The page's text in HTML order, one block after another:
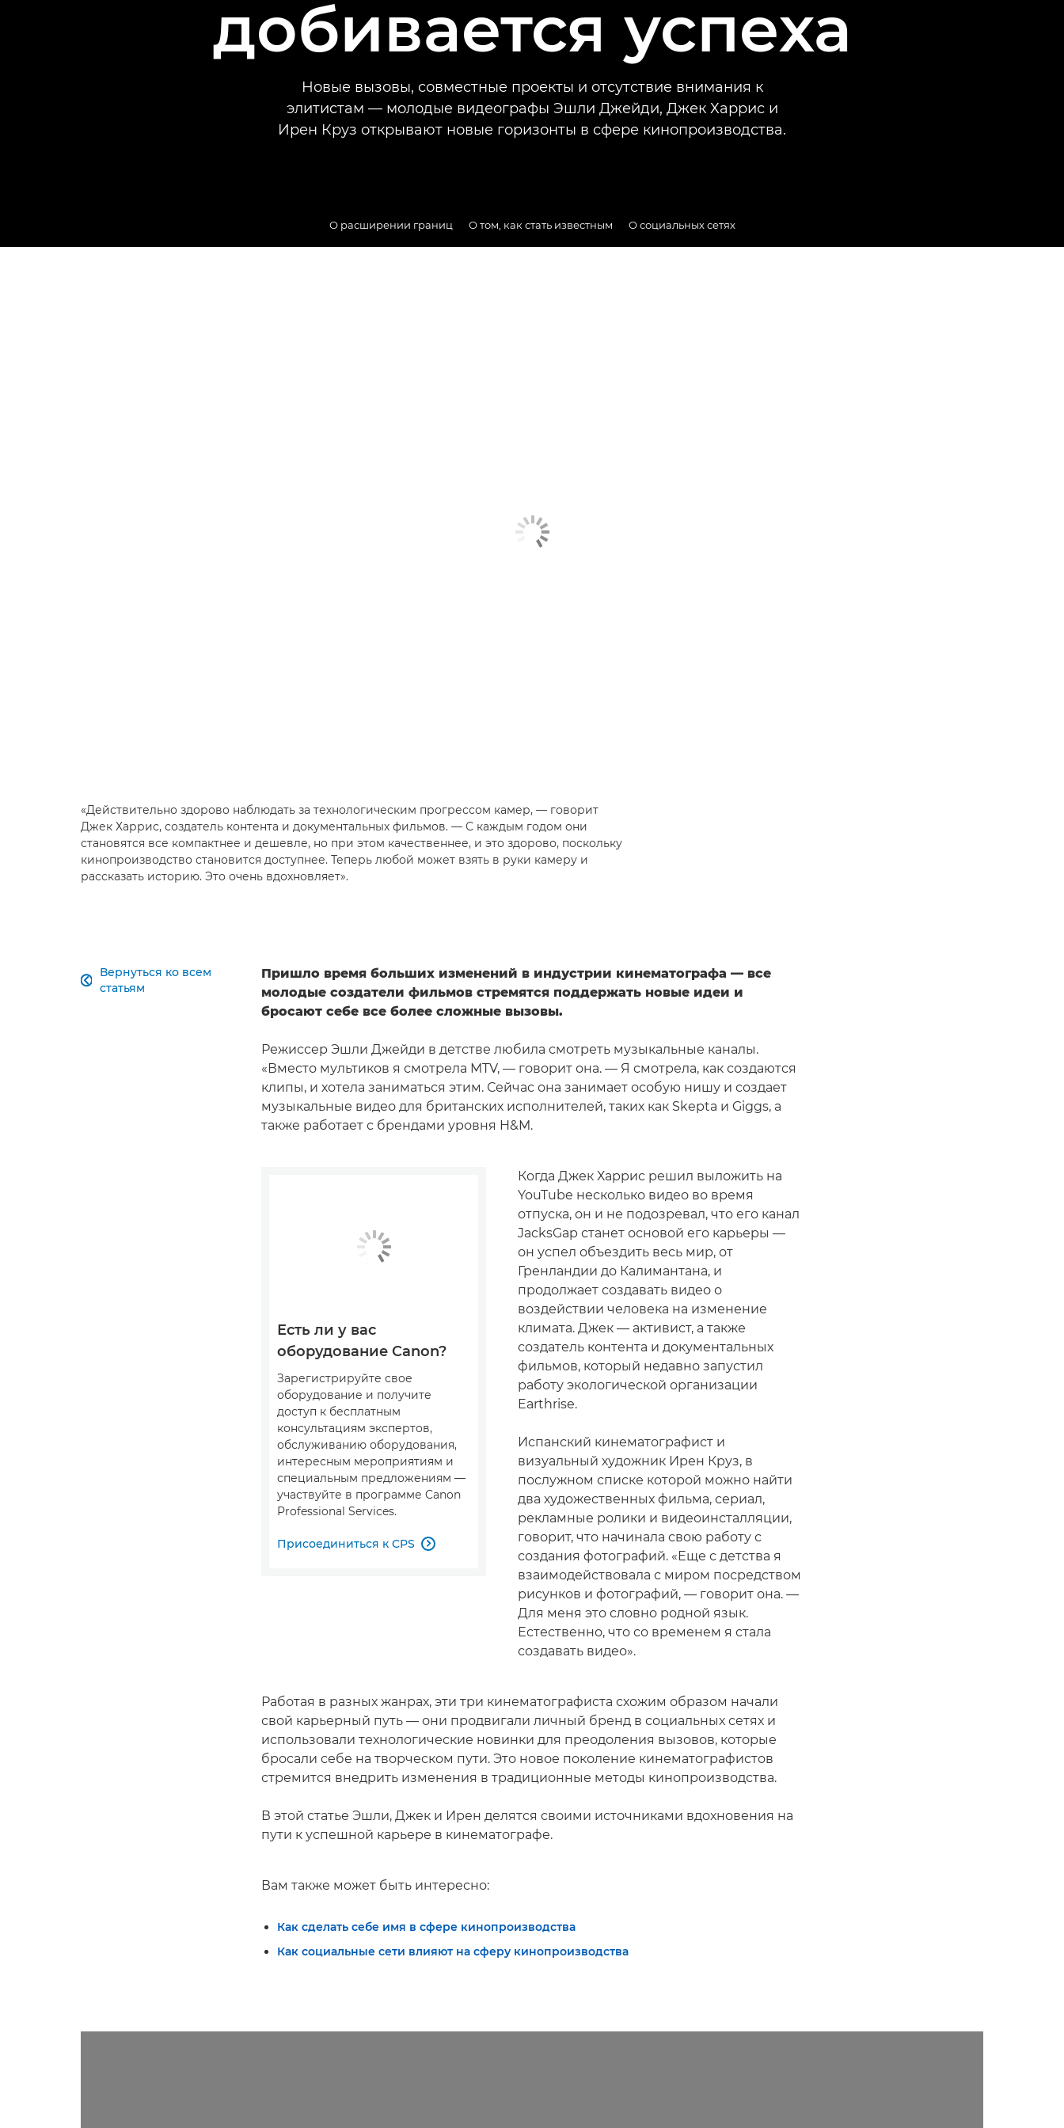
добивается успеха
Новые вызовы, совместные проекты и отсутствие внимания к
элитистам — молодые видеографы Эшли Джейди, Джек Харрис и
Ирен Круз открывают новые горизонты в сфере кинопроизводства.
О расширении границ О том, как стать известным О социальных сетях
«Действительно здорово наблюдать за технологическим прогрессом камер, — говорит
Джек Харрис, создатель контента и документальных фильмов. — С каждым годом они
становятся все компактнее и дешевле, но при этом качественнее, и это здорово, поскольку
кинопроизводство становится доступнее. Теперь любой может взять в руки камеру и
рассказать историю. Это очень вдохновляет».
Вернуться ко всем
статьям

Пришло время больших изменений в индустрии кинематографа — все
молодые создатели фильмов стремятся поддержать новые идеи и
бросают себе все более сложные вызовы.
Режиссер Эшли Джейди в детстве любила смотреть музыкальные каналы.
«Вместо мультиков я смотрела MTV, — говорит она. — Я смотрела, как создаются
клипы, и хотела заниматься этим. Сейчас она занимает особую нишу и создает
музыкальные видео для британских исполнителей, таких как Skepta и Giggs, а
также работает с брендами уровня H&M.
Когда Джек Харрис решил выложить на
YouTube несколько видео во время
отпуска, он и не подозревал, что его канал
JacksGap станет основой его карьеры —
он успел объездить весь мир, от
Гренландии до Калимантана, и
продолжает создавать видео о
воздействии человека на изменение
климата. Джек — активист, а также
создатель контента и документальных
фильмов, который недавно запустил
работу экологической организации
Earthrise.
Испанский кинематографист и
визуальный художник Ирен Круз, в
послужном списке которой можно найти
два художественных фильма, сериал,
рекламные ролики и видеоинсталляции,
говорит, что начинала свою работу с
создания фотографий. «Еще с детства я
взаимодействовала с миром посредством
рисунков и фотографий, — говорит она. —
Для меня это словно родной язык.
Естественно, что со временем я стала
создавать видео».
Есть ли у вас
оборудование Canon?
Зарегистрируйте свое
оборудование и получите
доступ к бесплатным
консультациям экспертов,
обслуживанию оборудования,
интересным мероприятиям и
специальным предложениям —
участвуйте в программе Canon
Professional Services.
Присоединиться к CPS 
Работая в разных жанрах, эти три кинематографиста схожим образом начали
свой карьерный путь — они продвигали личный бренд в социальных сетях и
использовали технологические новинки для преодоления вызовов, которые
бросали себе на творческом пути. Это новое поколение кинематографистов
стремится внедрить изменения в традиционные методы кинопроизводства.
В этой статье Эшли, Джек и Ирен делятся своими источниками вдохновения на
пути к успешной карьере в кинематографе.
Вам также может быть интересно:
Как сделать себе имя в сфере кинопроизводства
Как социальные сети влияют на сферу кинопроизводства